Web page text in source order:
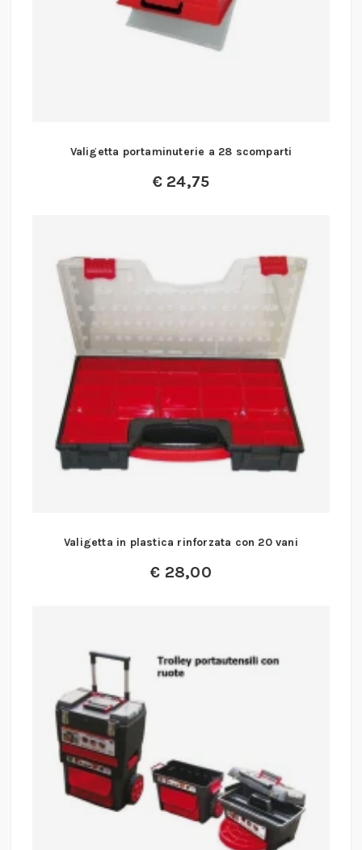
Valigetta portaminuterie a 28 scomparti
€ 24,75
Valigetta in plastica rinforzata con 20 vani
€ 28,00